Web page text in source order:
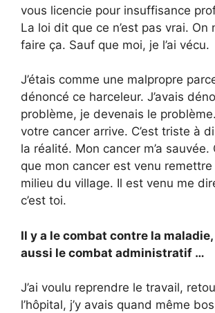
vous licencie pour insuffisance
La loi dit que ce n’est pas vrai. On
faire ça. Sauf que moi, je l’ai vécu.
J’étais comme une malpropre
dénoncé ce harceleur. J’avais
problème, je devenais le
votre cancer arrive. C’est triste à
la réalité. Mon cancer m’a sauvée.
que mon cancer est venu remettre
milieu du village. Il est venu me
c’est toi.
Il y a le combat contre la
aussi le combat administratif …
J’ai voulu reprendre le travail,
l’hôpital, j’y avais quand même